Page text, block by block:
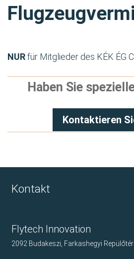
NURfür Mitglieder des KÉK ÉG
Haben Sie
Kontaktieren
Kontakt
Flytech Innovation
2092 Budakeszi, Farkashegyi Repülőtér